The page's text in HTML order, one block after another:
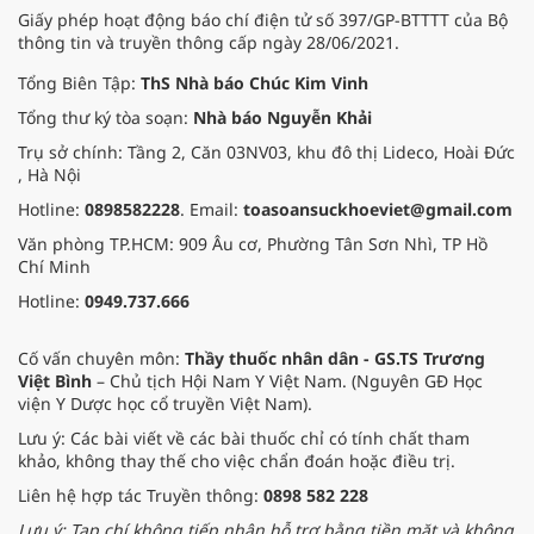
Giấy phép hoạt động báo chí điện tử số 397/GP-BTTTT của Bộ
thông tin và truyền thông cấp ngày 28/06/2021.
Tổng Biên Tập: ThS Nhà báo Chúc Kim Vinh
Tổng thư ký tòa soạn: Nhà báo Nguyễn Khải
Trụ sở chính: Tầng 2, Căn 03NV03, khu đô thị Lideco, Hoài Đức
, Hà Nội
Hotline: 0898582228. Email: toasoansuckhoeviet@gmail.com
Văn phòng TP.HCM: 909 Âu cơ, Phường Tân Sơn Nhì, TP Hồ
Chí Minh
Hotline: 0949.737.666
Cố vấn chuyên môn: Thầy thuốc nhân dân - GS.TS Trương
Việt Bình – Chủ tịch Hội Nam Y Việt Nam. (Nguyên GĐ Học
viện Y Dược học cổ truyền Việt Nam).
Lưu ý: Các bài viết về các bài thuốc chỉ có tính chất tham
khảo, không thay thế cho việc chẩn đoán hoặc điều trị.
Liên hệ hợp tác Truyền thông: 0898 582 228